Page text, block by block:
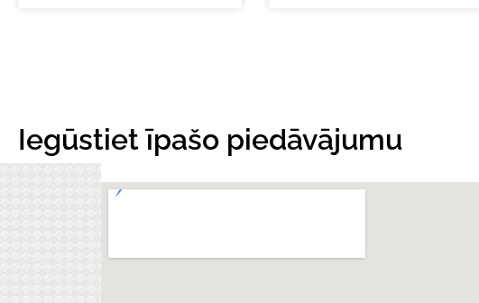
Iegūstiet īpašo piedāvājumu